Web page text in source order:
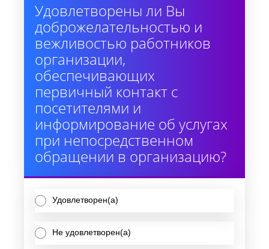
Удовлетворены ли Вы
доброжелательностью и
вежливостью работников
организации,
обеспечивающих
первичный контакт с
посетителями и
информирование об услугах
при непосредственном
обращении в организацию?
Удовлетворен(а)
Не удовлетворен(а)